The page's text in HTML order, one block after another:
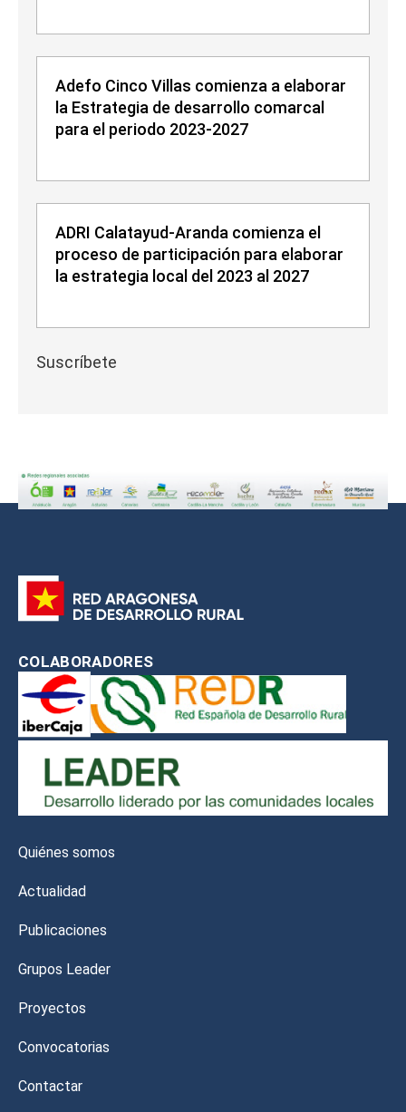
Adefo Cinco Villas comienza a elaborar
la Estrategia de desarrollo comarcal
para el periodo 2023-2027
ADRI Calatayud-Aranda comienza el
proceso de participación para elaborar
la estrategia local del 2023 al 2027
Suscríbete
COLABORADORES
Quiénes somos
Actualidad
Publicaciones
Grupos Leader
Proyectos
Convocatorias
Contactar